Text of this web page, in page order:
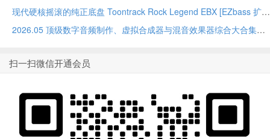
现代硬核摇滚的纯正底盘 Toontrack Rock Legend EBX [EZbass 扩展]
2026.05 顶级数字音频制作、虚拟合成器与混音效果器综合大合集
扫一扫微信开通会员